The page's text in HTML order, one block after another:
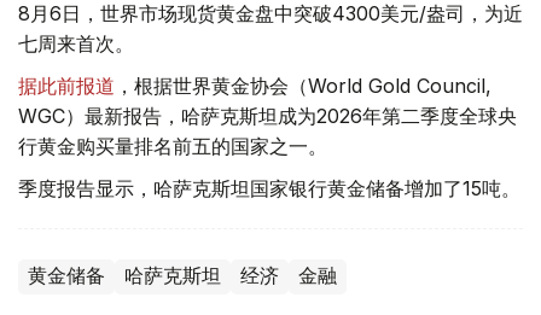
8月6日，世界市场现货黄金盘中突破4300美元/盎司，为近
七周来首次。
据此前报道 ，根据世界黄金协会（World Gold Council,
WGC）最新报告，哈萨克斯坦成为2026年第二季度全球央
行黄金购买量排名前五的国家之一。
季度报告显示，哈萨克斯坦国家银行黄金储备增加了15吨。
黄金储备 哈萨克斯坦 经济 金融